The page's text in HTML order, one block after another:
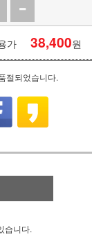
가 38,400원
절되었습니다.
습니다.